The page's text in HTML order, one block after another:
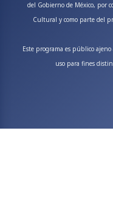
del Gobierno de México, por
Cultural y como parte del
Este programa es público
uso para fines